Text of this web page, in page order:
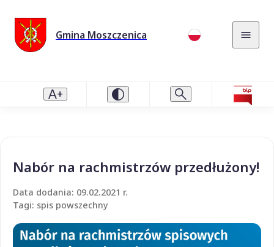
Gmina Moszczenica
Nabór na rachmistrzów przedłużony!
Data dodania: 09.02.2021 r.
Tagi: spis powszechny